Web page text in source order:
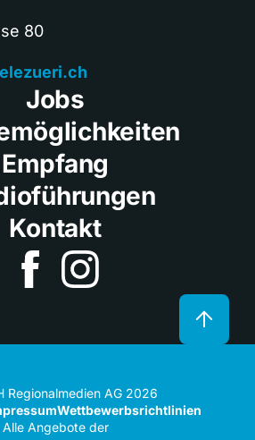
80
Jobs
Empfang
Kontakt
Regionalmedien AG 2026
Wettbewerbsrichtlinien
Alle Angebote der